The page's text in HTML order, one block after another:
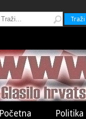
Traži
Početna Politika